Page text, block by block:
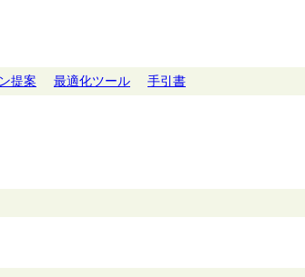
提案 最適化ツール 手引書